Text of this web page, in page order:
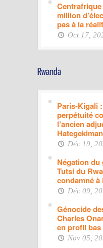
million
pas à la
Oct 17,
Paris-Kigali
perpétuité
l’ancien
Déc 19,
Négation du
Tutsi du
condamné à
Déc 09,
Génocide
Charles
en profil bas
Nov 05,